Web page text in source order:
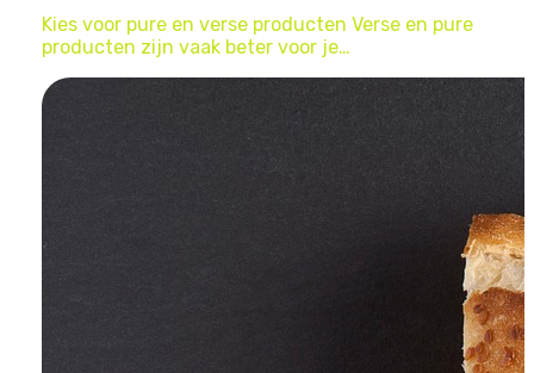
Kies voor pure en verse producten Verse en pure
producten zijn vaak beter voor je…